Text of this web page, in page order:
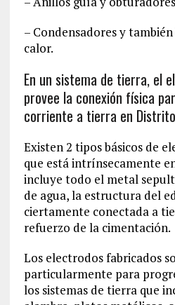
– Condensadores y
calor.
En un sistema de tierra, el
provee la conexión física
corriente a tierra en
Existen 2 tipos básicos de
que está intrínsecamente
incluye todo el metal
de agua, la estructura del
ciertamente conectada a
refuerzo de la cimentación.
Los electrodos fabricados
particularmente para
los sistemas de tierra que